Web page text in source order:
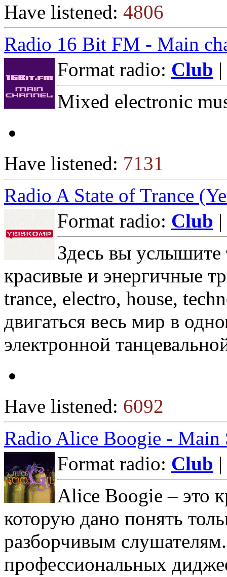
Have listened: 4806
Radio 16 Bit FM - Main
Format radio: Club
Mixed electronic
Have listened: 7131
Radio A State of Trance
Format radio: Club
Здесь вы услышите
красивые и энергичные
trance, electro, house,
двигаться весь мир в
электронной
Have listened: 6092
Radio Alice Boogie - Main
Format radio: Club
Alice Boogie – это
которую дано понять
разборчивым
профессиональных